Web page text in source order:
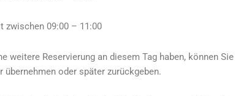
zwischen 09:00 – 11:00
weitere Reservierung an diesem Tag haben, können Sie
übernehmen oder später zurückgeben.